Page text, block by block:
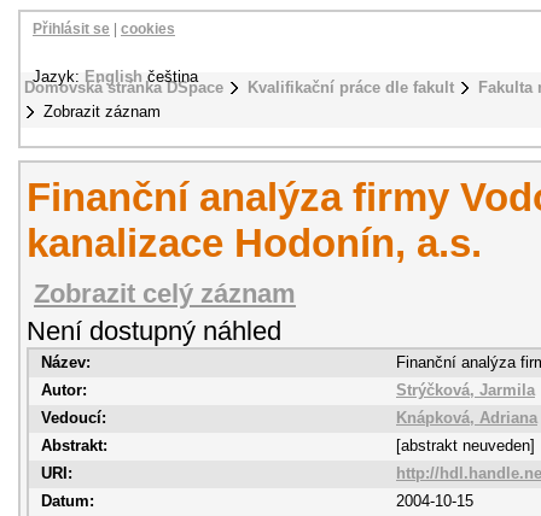
Domovská stránka DSpace Kvalifikační práce dle fakult
Fakulta
Zobrazit záznam
Přihlásit se cookies
Jazyk: English čeština
Finanční analýza firmy
kanalizace Hodonín, a.s.
Zobrazit celý záznam
Není dostupný náhled
Název:
Finanční analýza
Autor:
Strýčková, Jarmila
Vedoucí:
Knápková, Adriana
Abstrakt:
[abstrakt neuveden]
URI:
http://
Datum:
2004-10-15